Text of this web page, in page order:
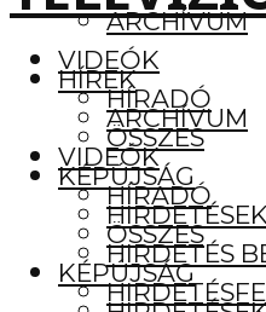
ARCHÍVUM
VIDEÓK
HÍRADÓ
ÖSSZES
KÉPÚJSÁG
HIRDETÉS
HÍREK
ARCHÍVUM
VIDEÓK
HÍRADÓ
ÖSSZES
KÉPÚJSÁG